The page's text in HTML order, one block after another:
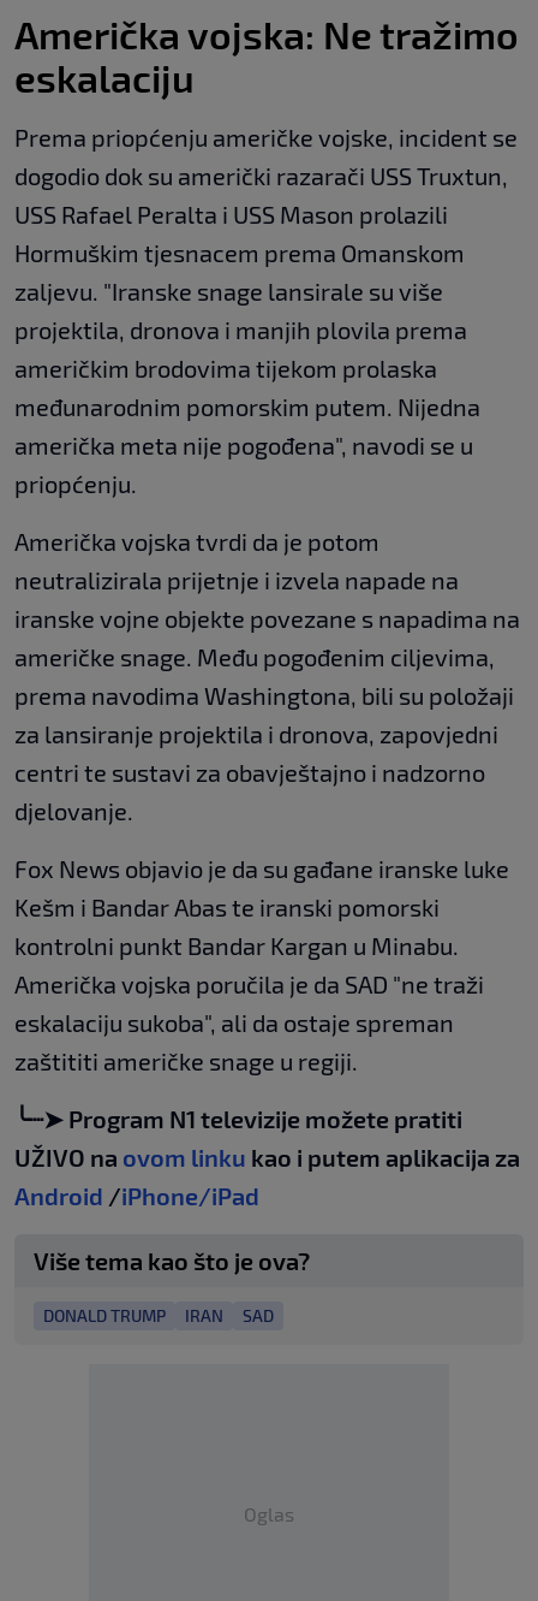
Američka vojska: Ne tražimo
eskalaciju
Prema priopćenju američke vojske, incident se
dogodio dok su američki razarači USS Truxtun,
USS Rafael Peralta i USS Mason prolazili
Hormuškim tjesnacem prema Omanskom
zaljevu. "Iranske snage lansirale su više
projektila, dronova i manjih plovila prema
američkim brodovima tijekom prolaska
međunarodnim pomorskim putem. Nijedna
američka meta nije pogođena", navodi se u
priopćenju.
Američka vojska tvrdi da je potom
neutralizirala prijetnje i izvela napade na
iranske vojne objekte povezane s napadima na
američke snage. Među pogođenim ciljevima,
prema navodima Washingtona, bili su položaji
za lansiranje projektila i dronova, zapovjedni
centri te sustavi za obavještajno i nadzorno
djelovanje.
Fox News objavio je da su gađane iranske luke
Kešm i Bandar Abas te iranski pomorski
kontrolni punkt Bandar Kargan u Minabu.
Američka vojska poručila je da SAD "ne traži
eskalaciju sukoba", ali da ostaje spreman
zaštititi američke snage u regiji.
╰┈➤ Program N1 televizije možete pratiti
UŽIVO na ovom linku kao i putem aplikacija za
Android /iPhone/iPad
Više tema kao što je ova?
DONALD TRUMP IRAN SAD
Oglas